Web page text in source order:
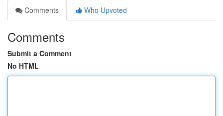
Comments
Who Upvoted
Comments
Submit a Comment
No HTML